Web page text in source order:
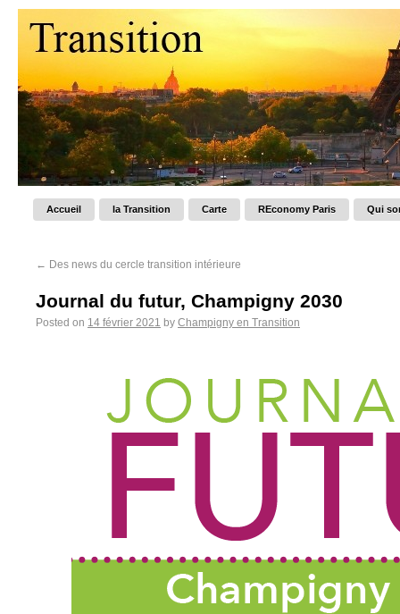
Accueil la Transition Carte REconomy Paris Qui
← Des news du cercle transition intérieure
Journal du futur, Champigny 2030
Posted on 14 février 2021 by Champigny en Transition